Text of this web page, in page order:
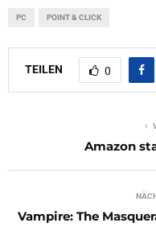
PC POINT & CLICK
TEILEN 0
Amazon
Vampire: The